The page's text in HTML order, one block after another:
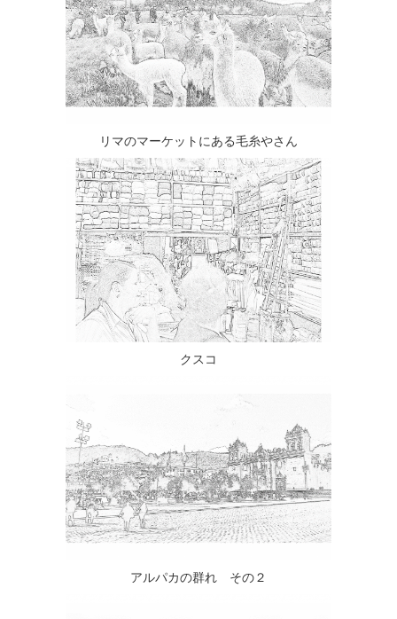
リマのマーケットにある毛糸やさん
クスコ
アルパカの群れ その２